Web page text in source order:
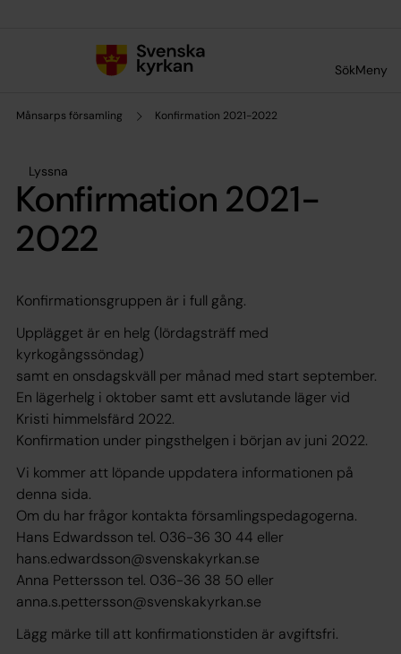
SökMeny
Månsarps församling Konfirmation 2021-2022
Lyssna
Konfirmation 2021-
2022
Konfirmationsgruppen är i full gång.
Upplägget är en helg (lördagsträff med
kyrkogångssöndag)
samt en onsdagskväll per månad med start september.
En lägerhelg i oktober samt ett avslutande läger vid
Kristi himmelsfärd 2022.
Konfirmation under pingsthelgen i början av juni 2022.
Vi kommer att löpande uppdatera informationen på
denna sida.
Om du har frågor kontakta församlingspedagogerna.
Hans Edwardsson tel. 036-36 30 44 eller
hans.edwardsson@svenskakyrkan.se
Anna Pettersson tel. 036-36 38 50 eller
anna.s.pettersson@svenskakyrkan.se
Lägg märke till att konfirmationstiden är avgiftsfri.